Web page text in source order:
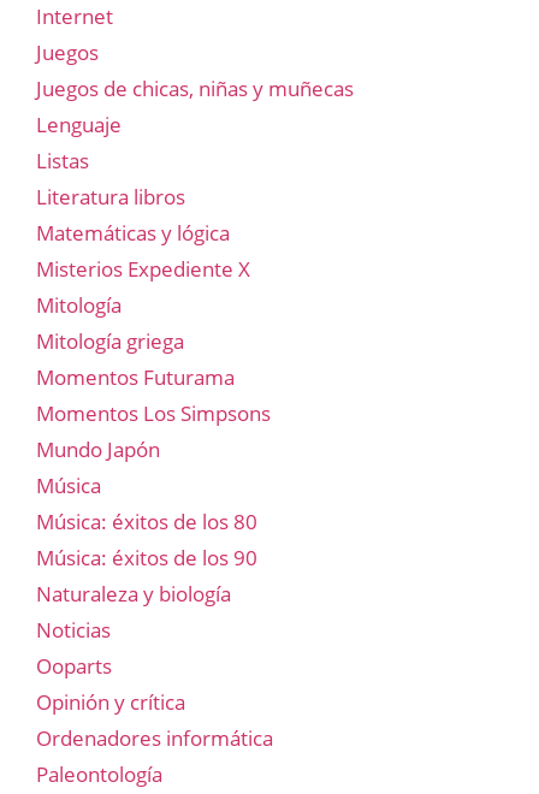
Internet
Juegos
Juegos de chicas, niñas y muñecas
Lenguaje
Listas
Literatura libros
Matemáticas y lógica
Misterios Expediente X
Mitología
Mitología griega
Momentos Futurama
Momentos Los Simpsons
Mundo Japón
Música
Música: éxitos de los 80
Música: éxitos de los 90
Naturaleza y biología
Noticias
Ooparts
Opinión y crítica
Ordenadores informática
Paleontología